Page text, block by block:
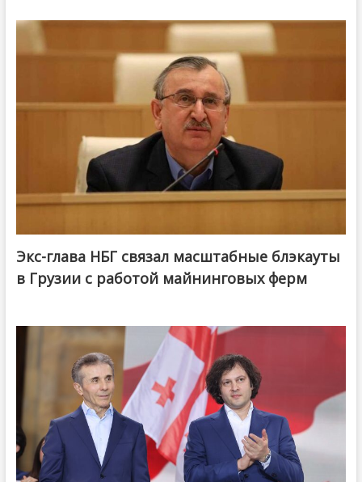
Экс-глава НБГ связал масштабные блэкауты
в Грузии с работой майнинговых ферм